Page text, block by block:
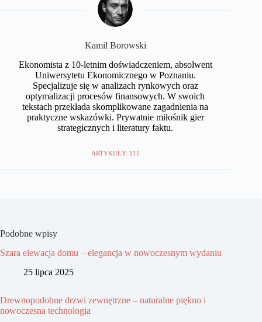
Kamil Borowski
Ekonomista z 10-letnim doświadczeniem, absolwent
Uniwersytetu Ekonomicznego w Poznaniu.
Specjalizuje się w analizach rynkowych oraz
optymalizacji procesów finansowych. W swoich
tekstach przekłada skomplikowane zagadnienia na
praktyczne wskazówki. Prywatnie miłośnik gier
strategicznych i literatury faktu.
ARTYKUŁY: 111
Podobne wpisy
Szara elewacja domu – elegancja w nowoczesnym wydaniu
25 lipca 2025
Drewnopodobne drzwi zewnętrzne – naturalne piękno i
nowoczesna technologia